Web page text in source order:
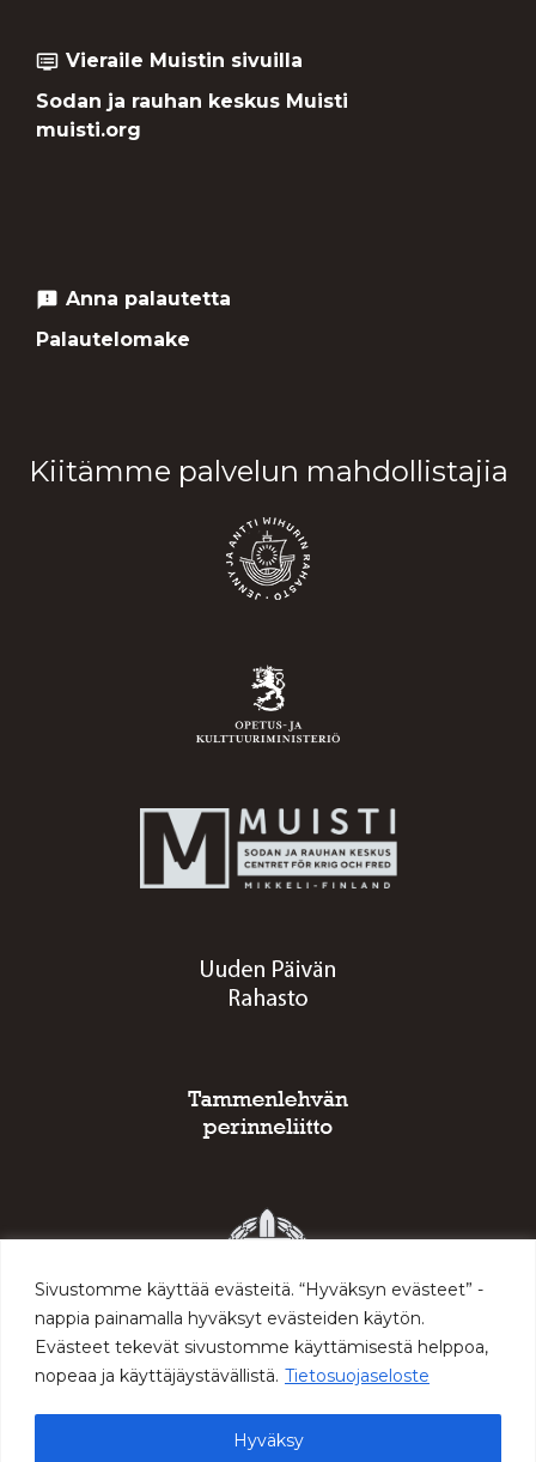
Sivustomme käyttää evästeitä. “Hyväksyn evästeet” -
nappia painamalla hyväksyt evästeiden käytön.
Evästeet tekevät sivustomme käyttämisestä helppoa,
nopeaa ja käyttäjäystävällistä. Tietosuojaseloste
Hyväksy
dvr Vieraile Muistin sivuilla
Sodan ja rauhan keskus Muisti
muisti.org
feedback Anna palautetta
Palautelomake
Kiitämme palvelun mahdollistajia